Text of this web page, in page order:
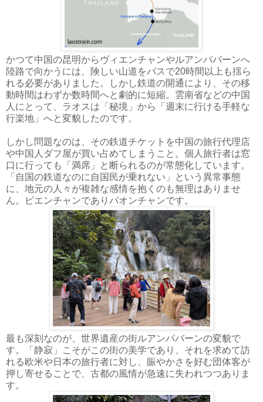
かつて中国の昆明からヴィエンチャンやルアンパバーンへ
陸路で向かうには、険しい山道をバスで20時間以上も揺ら
れる必要がありました。しかし鉄道の開通により、その移
動時間はわずか数時間へと劇的に短縮。雲南省などの中国
人にとって、ラオスは「秘境」から「週末に行ける手軽な
行楽地」へと変貌したのです。
しかし問題なのは、その鉄道チケットを中国の旅行代理店
や中国人ダフ屋が買い占めてしまうこと。個人旅行者は窓
口に行っても「満席」と断られるのが常態化しています。
「自国の鉄道なのに自国民が乗れない」という異常事態
に、地元の人々が複雑な感情を抱くのも無理はありませ
ん。ピエンチャンでありパオンチャンです。
最も深刻なのが、世界遺産の街ルアンパバーンの変貌で
す。「静寂」こそがこの街の美学であり、それを求めて訪
れる欧米や日本の旅行者に対し、賑やかさを好む団体客が
押し寄せることで、古都の風情が急速に失われつつありま
す。